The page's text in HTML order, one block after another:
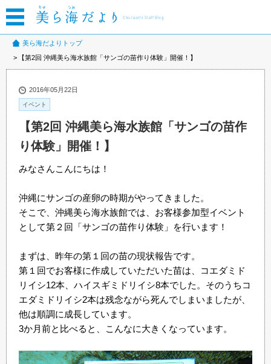
美ら海だよりトップ
【第2回 沖縄美ら海水族館「サンゴの苗作り体験」開催！】
2016年05月22日
イベント
【第2回 沖縄美ら海水族館「サンゴの苗作
り体験」開催！】
みなさんこんにちは！
沖縄にサンゴの産卵の時期がやってきました。
そこで、沖縄美ら海水族館では、お客様参加型イベント
として第２回「サンゴの苗作り体験」を行います！
まずは、昨年の第１回の苗の現状報告です。
第１回でお客様に作成していただいた苗は、コエダミド
リイシ12本、ハイスギミドリイシ8本でした。そのうちコ
エダミドリイシ2本は残念ながら死んでしまいましたが、
他は順調に成長しています。
3か月前と比べると、こんなに大きくなっています。